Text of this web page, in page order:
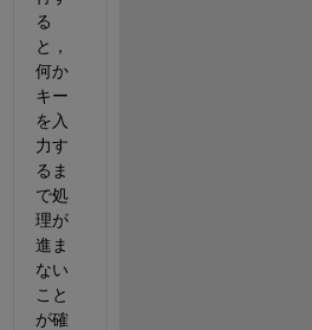
る
と，
何か
キー
を入
力す
るま
で処
理が
進ま
ない
こと
が確